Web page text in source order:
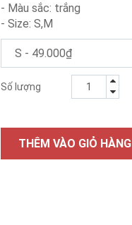
- Màu sắc: trắng
- Size: S,M
Số lượng
THÊM VÀO GIỎ HÀNG